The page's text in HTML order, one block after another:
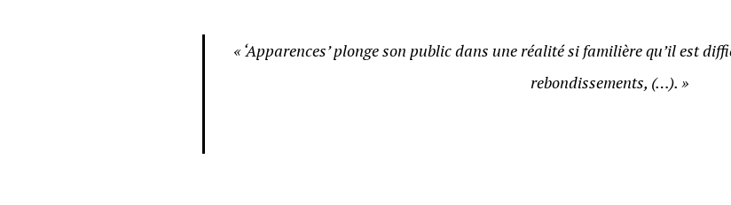
« ‘Apparences’ plonge son public dans une réalité si familière qu’il est
rebondissements, (…). »